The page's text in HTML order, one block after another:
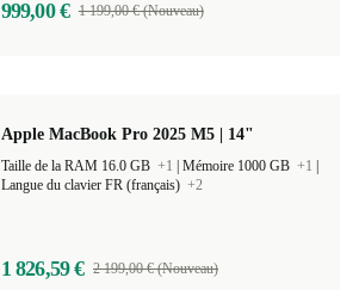
999,00 € 1 199,00 € (Nouveau)
Apple MacBook Pro 2025 M5 | 14"
Taille de la RAM 16.0 GB +1 Mémoire 1000 GB +1
Langue du clavier FR (français) +2
1 826,59 € 2 199,00 € (Nouveau)